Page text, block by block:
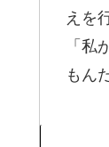
えを
「
もん